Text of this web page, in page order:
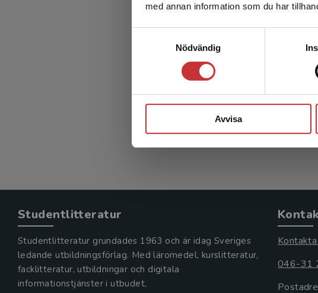
med annan information som du har
Nödvändig
Avvisa
390 kr
Exkl. moms: 368 kr
Studentlitteratur
Studentlitteratur grundades 1963 och är idag Sveriges
ledande utbildningsförlag. Med läromedel, kurslitteratur,
facklitteratur, utbildningar och digitala
informationstjänster i utbudet,
046-31